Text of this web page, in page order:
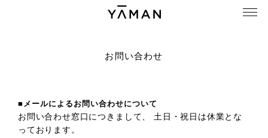
お問い合わせ
■メールによるお問い合わせについて
お問い合わせ窓口につきまして、 土日・祝日は休業とな
っております。